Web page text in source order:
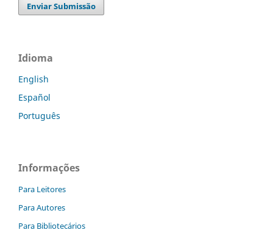
Enviar Submissão
Idioma
English
Español
Português
Informações
Para Leitores
Para Autores
Para Bibliotecários